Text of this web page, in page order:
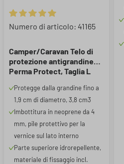
Valutazione media di 5 su 5 stelle
Numero di articolo: 41165
Camper/Caravan Telo di
protezione antigrandine
Perma Protect, Taglia L
antigrandine fino a 1,9 cm,
argento
Protegge dalla grandine fino a
1,9 cm di diametro, 3,8 cm3
Imbottitura in neoprene da 4
mm, pile protettivo per la
vernice sul lato interno
Parte superiore idrorepellente,
materiale di fissaggio incl.